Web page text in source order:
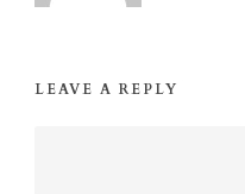
LEAVE A REPLY